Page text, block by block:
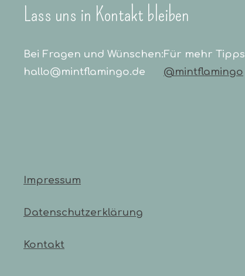
Lass uns in Kontakt bleiben
Bei Fragen und Wünschen:
hallo@mintflamingo.de
Für mehr
@mintflamingo
Impressum
Datenschutzerklärung
Kontakt